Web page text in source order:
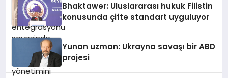
Bhaktawer: Uluslararası hukuk Filistin
konusunda çifte standart uyguluyor
Yunan uzman: Ukrayna savaşı bir ABD
projesi